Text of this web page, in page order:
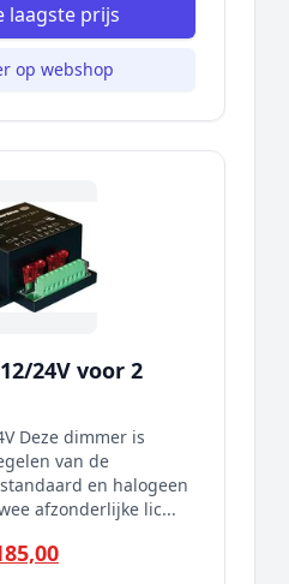
laagste prijs
op webshop
24V voor 2
Deze dimmer is
van de
en halogeen
afzonderlijke lic...